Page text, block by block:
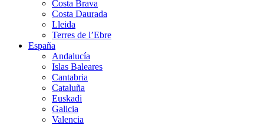
Costa Brava
Costa Daurada
Lleida
Terres de l’Ebre
España
Andalucía
Islas Baleares
Cantabria
Cataluña
Euskadi
Galicia
Valencia